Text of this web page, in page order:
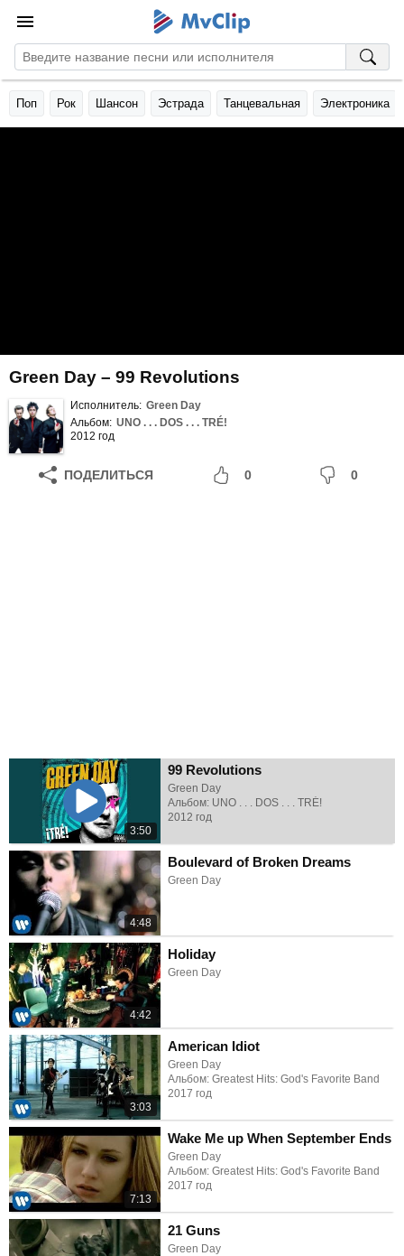
Поп Рок Шансон Эстрада Танцевальная Электроника
Green Day – 99 Revolutions
Исполнитель: Green Day
Альбом: UNO . . . DOS . . . TRÉ!
2012 год
ПОДЕЛИТЬСЯ 0 0
3:50
99 Revolutions
Green Day
Альбом: UNO . . . DOS . . . TRÉ!
2012 год
4:48
Boulevard of Broken Dreams
Green Day
4:42
Holiday
Green Day
3:03
American Idiot
Green Day
Альбом: Greatest Hits: God's Favorite Band
2017 год
7:13
Wake Me up When September Ends
Green Day
Альбом: Greatest Hits: God's Favorite Band
2017 год
21 Guns
Green Day